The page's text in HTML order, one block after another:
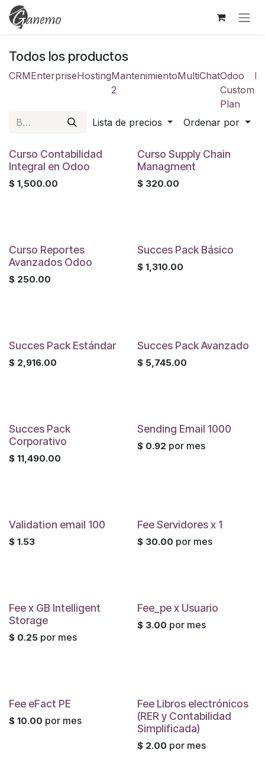
Ir al contenido
Todos los productos
CRMEnterpriseHostingMantenimiento
2
MultiChatOdoo
Custom
Plan
Lista de precios Ordenar por
Curso Contabilidad
Integral en Odoo
$ 1,500.00
Curso Supply Chain
Managment
$ 320.00
Curso Reportes
Avanzados Odoo
$ 250.00
Succes Pack Básico
$ 1,310.00
Succes Pack Estándar
$ 2,916.00
Succes Pack Avanzado
$ 5,745.00
Succes Pack
Corporativo
$ 11,490.00
Sending Email 1000
$ 0.92 por mes
Validation email 100
$ 1.53
Fee Servidores x 1
$ 30.00 por mes
Fee x GB Intelligent
Storage
$ 0.25 por mes
Fee_pe x Usuario
$ 3.00 por mes
Fee eFact PE
$ 10.00 por mes
Fee Libros electrónicos
(RER y Contabilidad
Simplificada)
$ 2.00 por mes